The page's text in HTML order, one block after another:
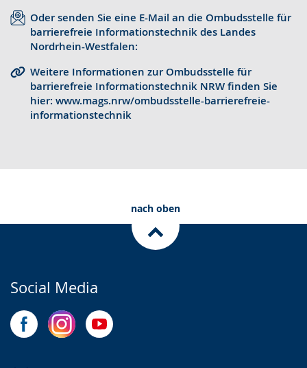
Oder senden Sie eine E-Mail an die Ombudsstelle für
barrierefreie Informationstechnik des Landes
Nordrhein-Westfalen:
Weitere Informationen zur Ombudsstelle für
barrierefreie Informationstechnik NRW finden Sie
hier: www.mags.nrw/ombudsstelle-barrierefreie-
informationstechnik
c
e
s
t
.
e
r
p
w
r
nach oben
Social Media